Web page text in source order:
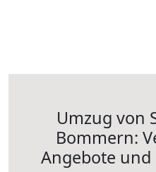
Umzug von
Bommern:
Angebote und